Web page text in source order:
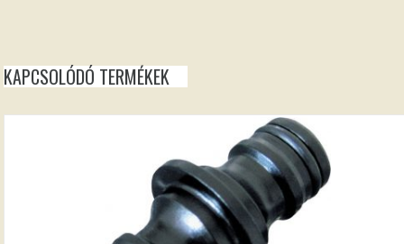
KAPCSOLÓDÓ TERMÉKEK